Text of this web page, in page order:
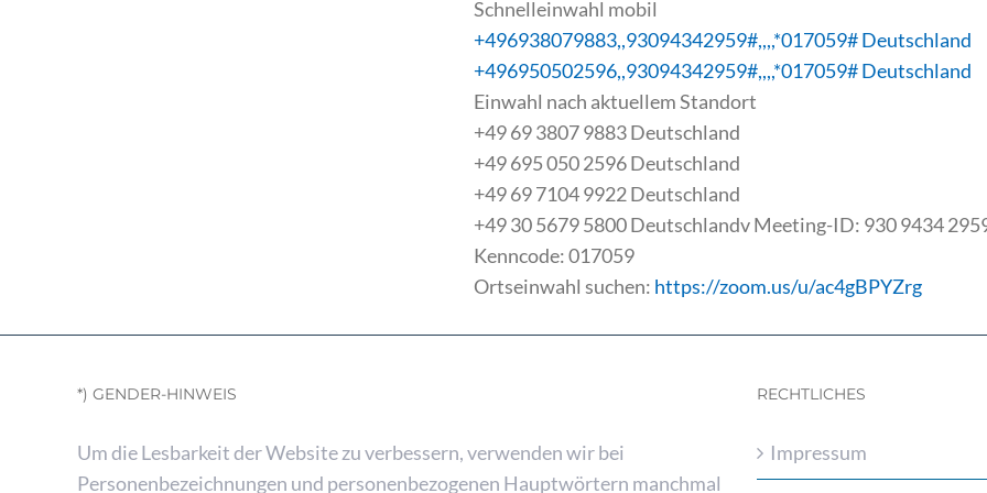
Schnelleinwahl mobil
+496938079883,,93094342959#,,,,*017059# Deutschland
+496950502596,,93094342959#,,,,*017059# Deutschland
Einwahl nach aktuellem Standort
+49 69 3807 9883 Deutschland
+49 695 050 2596 Deutschland
+49 69 7104 9922 Deutschland
+49 30 5679 5800 Deutschlandv Meeting-ID: 930 9434
Kenncode: 017059
Ortseinwahl suchen: https://zoom.us/u/ac4gBPYZrg
*) GENDER-HINWEIS
Um die Lesbarkeit der Website zu verbessern, verwenden wir bei
Personenbezeichnungen und personenbezogenen Hauptwörtern manchmal
RECHTLICHES
Impressum